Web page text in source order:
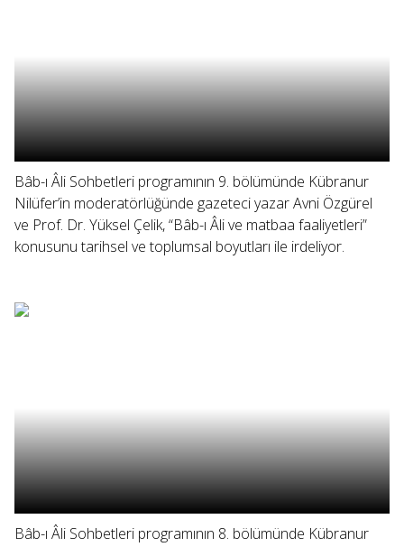
Bâb-ı Âli Sohbetleri programının 9. bölümünde Kübranur
Nilüfer’in moderatörlüğünde gazeteci yazar Avni Özgürel
ve Prof. Dr. Yüksel Çelik, “Bâb-ı Âli ve matbaa faaliyetleri”
konusunu tarihsel ve toplumsal boyutları ile irdeliyor.
Bâb-ı Âli Sohbetleri programının 8. bölümünde Kübranur